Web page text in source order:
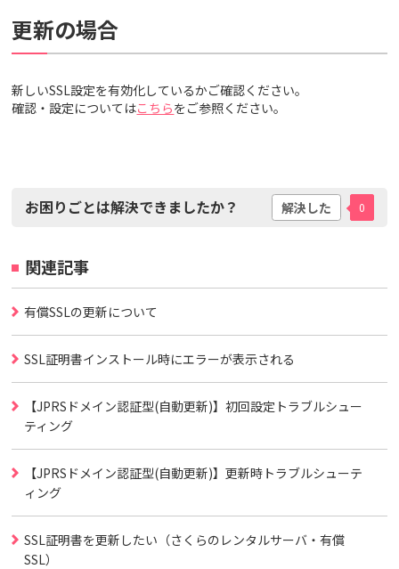
更新の場合
新しいSSL設定を有効化しているかご確認ください。
確認・設定についてはこちらをご参照ください。
お困りごとは解決できましたか？ 解決した 0
関連記事
有償SSLの更新について
SSL証明書インストール時にエラーが表示される
【JPRSドメイン認証型(自動更新)】初回設定トラブルシュー
ティング
【JPRSドメイン認証型(自動更新)】更新時トラブルシューテ
ィング
SSL証明書を更新したい（さくらのレンタルサーバ・有償
SSL）